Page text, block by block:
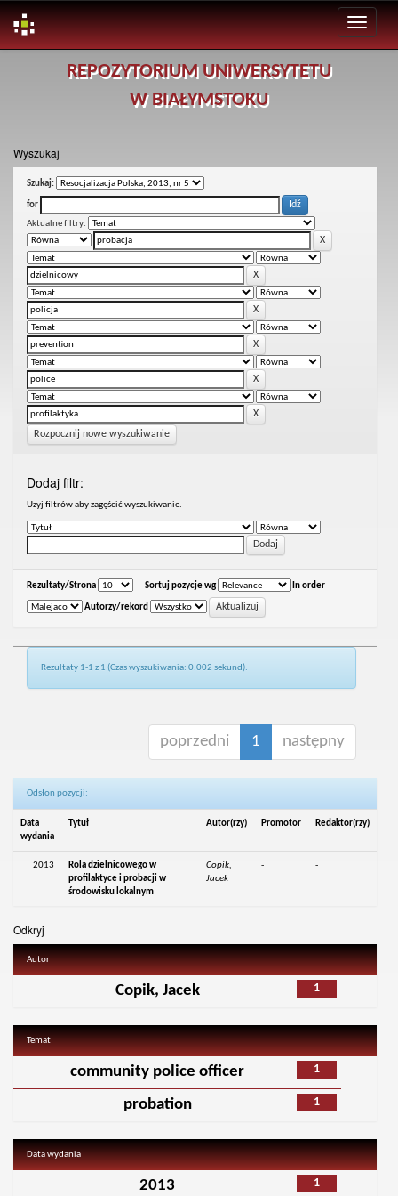
REPOZYTORIUM UNIWERSYTETU
W BIAŁYMSTOKU
Wyszukaj
Szukaj:
for
Aktualne filtry:
Rozpocznij nowe wyszukiwanie
Dodaj filtr:
Uzyj filtrów aby zagęścić wyszukiwanie.
Rezultaty/Strona Sortuj pozycje wg In order
Autorzy/rekord
Rezultaty 1-1 z 1 (Czas wyszukiwania: 0.002 sekund).
poprzedni 1 następny
Odsłon pozycji:
Data
wydania
Tytuł Autor(rzy) Promotor Redaktor(rzy)
2013
Rola dzielnicowego w
profilaktyce i probacji w
środowisku lokalnym
Copik,
Jacek
- -
Odkryj
Autor
1
Copik, Jacek
Temat
1
community police officer
1
probation
Data wydania
1
2013